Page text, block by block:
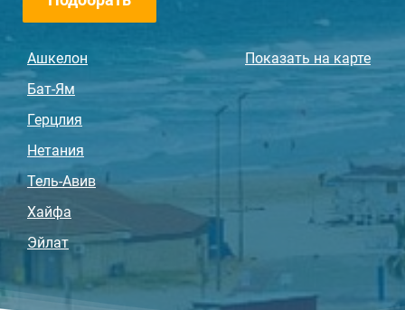
Ашкелон
Бат-Ям
Герцлия
Нетания
Тель-Авив
Хайфа
Эйлат
Показать на карте